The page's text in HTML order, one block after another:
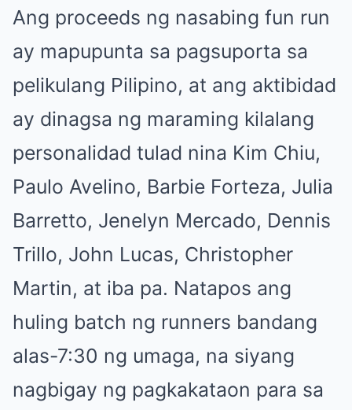
Ang proceeds ng nasabing fun run
ay mapupunta sa pagsuporta sa
pelikulang Pilipino, at ang aktibidad
ay dinagsa ng maraming kilalang
personalidad tulad nina Kim Chiu,
Paulo Avelino, Barbie Forteza, Julia
Barretto, Jenelyn Mercado, Dennis
Trillo, John Lucas, Christopher
Martin, at iba pa. Natapos ang
huling batch ng runners bandang
alas-7:30 ng umaga, na siyang
nagbigay ng pagkakataon para sa